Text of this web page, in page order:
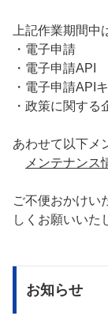
上記作業期間中
・電子申請
・電子申請API
・電子申請API
・政策に関する
あわせて以下メ
メンテナンス
ご不便おかけい
しくお願いいた
お知らせ